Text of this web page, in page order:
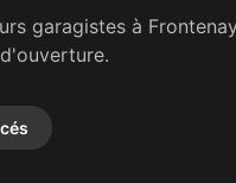
garagistes à